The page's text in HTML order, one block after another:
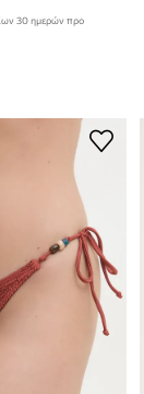
30 ημερών προ